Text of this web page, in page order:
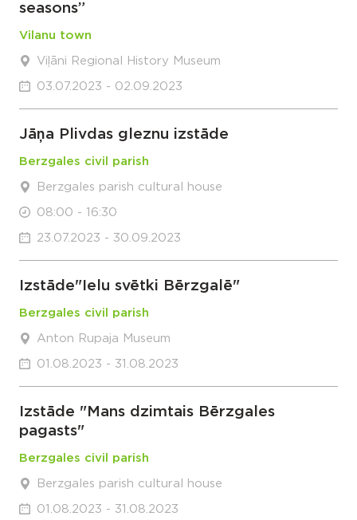
seasons”
Vilanu town
Viļāni Regional History Museum
03.07.2023 - 02.09.2023
Jāņa Plivdas gleznu izstāde
Berzgales civil parish
Berzgales parish cultural house
08:00 - 16:30
23.07.2023 - 30.09.2023
Izstāde"Ielu svētki Bērzgalē"
Berzgales civil parish
Anton Rupaja Museum
01.08.2023 - 31.08.2023
Izstāde "Mans dzimtais Bērzgales
pagasts"
Berzgales civil parish
Berzgales parish cultural house
01.08.2023 - 31.08.2023